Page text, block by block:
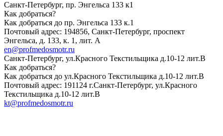
Санкт-Петербург, пр. Энгельса 133 к1
Как добраться?
Как добраться до пр. Энгельса 133 к.1
Почтовый адрес: 194856, Санкт-Петербург, проспект
Энгельса, д. 133, к. 1, лит. А
en@profmedosmotr.ru
Санкт-Петербург, ул.Красного Текстильщика д.10-12 лит.В
Как добраться?
Как добраться до ул.Красного Текстильщика д.10-12 лит.В
Почтовый адрес: 191124 г.Санкт-Петербург, ул.Красного
Текстильщика д.10-12 лит.В
kt@profmedosmotr.ru